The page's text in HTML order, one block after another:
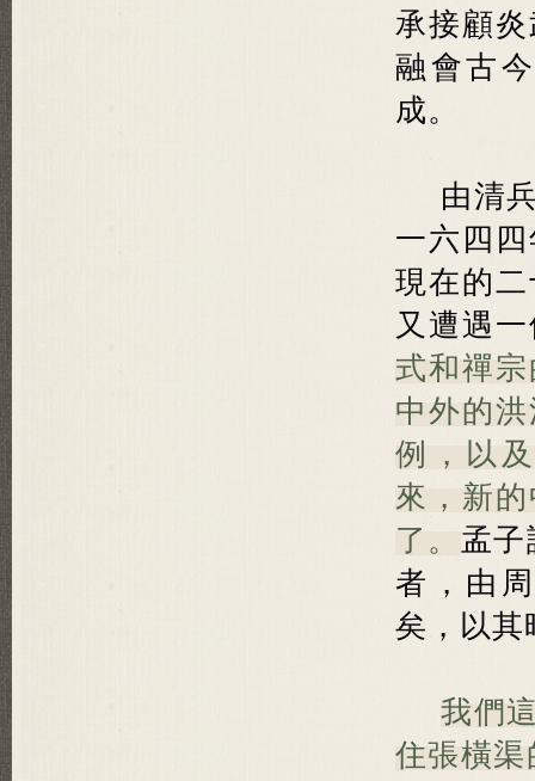
承接顧
融會古
成。
由清
一六四
現在的
又遭遇
式和禪
中外的
例，以
來，新
了。 孟子
者，由
矣，以其
我們
住張橫渠